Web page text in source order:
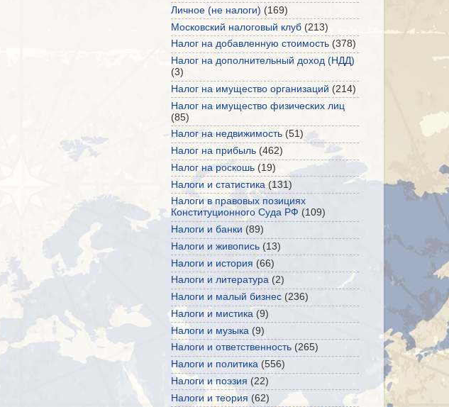
Личное (не налоги) (169)
Московский налоговый клуб (213)
Налог на добавленную стоимость (378)
Налог на дополнительный доход (НДД)
(3)
Налог на имущество организаций (214)
Налог на имущество физических лиц
(85)
Налог на недвижимость (51)
Налог на прибыль (462)
Налог на роскошь (19)
Налоги и статистика (131)
Налоги в правовых позициях
Конституционного Суда РФ (109)
Налоги и банки (89)
Налоги и живопись (13)
Налоги и история (66)
Налоги и литература (2)
Налоги и малый бизнес (236)
Налоги и мистика (9)
Налоги и музыка (9)
Налоги и ответственность (265)
Налоги и политика (556)
Налоги и поэзия (22)
Налоги и теория (62)